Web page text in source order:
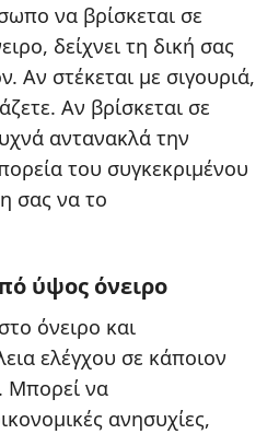
να βρίσκεται σε
δείχνει τη δική σας
Αν στέκεται με σιγουριά,
Αν βρίσκεται σε
αντανακλά την
του συγκεκριμένου
σας να το
ύψος όνειρο
όνειρο και
ελέγχου σε κάποιον
Μπορεί να
ανησυχίες,